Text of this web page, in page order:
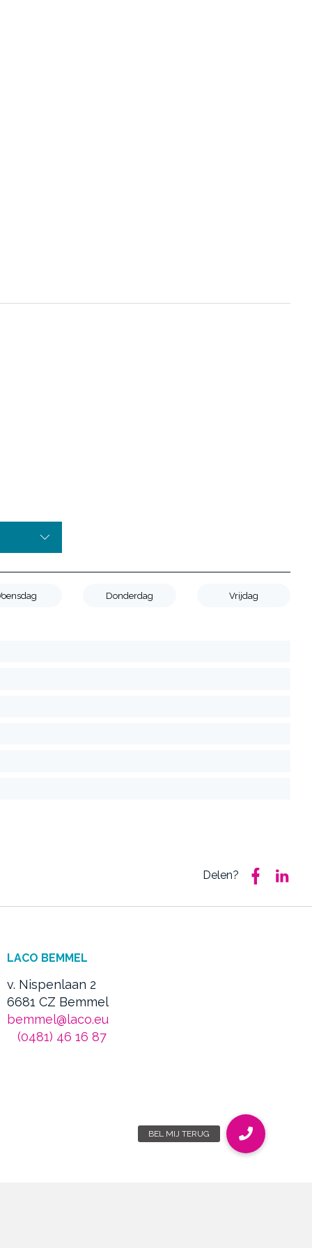
Donderdag Vrijdag
Delen?
LACO BEMMEL
v. Nispenlaan 2
6681 CZ Bemmel
bemmel@laco.eu
(0481) 46 16 87